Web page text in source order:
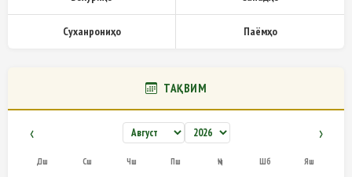
Суханрониҳо Паёмҳо
ТАҚВИМ
‹ ›
Дш Сш Чш Пш Ҷм Шб Яш